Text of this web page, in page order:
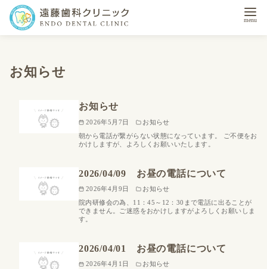
お知らせ
お知らせ
2026年5月7日
お知らせ
朝から電話が繋がらない状態になっています。 ご不便をお
かけしますが、よろしくお願いいたします。
2026/04/09 お昼の電話について
2026年4月9日
お知らせ
院内研修会の為、11：45～12：30まで電話に出ることが
できません。ご迷惑をおかけしますがよろしくお願いしま
す。
2026/04/01 お昼の電話について
2026年4月1日
お知らせ